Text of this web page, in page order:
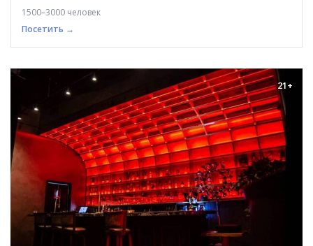
1500–3000 человек
Посетить →
21+